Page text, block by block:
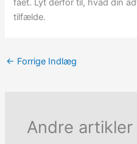
fået. Lyt derfor til, hvad din
tilfælde.
← Forrige Indlæg
Andre artikler